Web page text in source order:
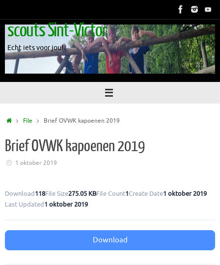
content
scouts Sint-Victor
Echt iets voor jou!
HomeFile Brief OVWK kapoenen 2019
Brief OVWK kapoenen 2019
1 oktober 2019
Download118File Size275.05 KBFile Count1Create Date1 oktober 2019
Last Updated1 oktober 2019
Download